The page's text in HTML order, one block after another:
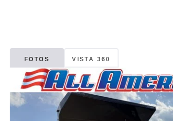
FOTOS VISTA 360